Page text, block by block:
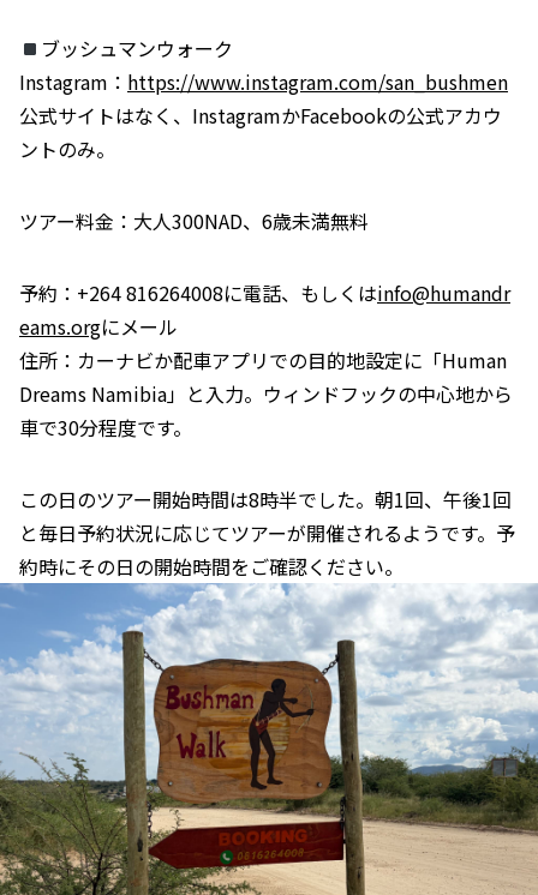
ブッシュマンウォーク
Instagram： https://www.instagram.com/san_bushmen
公式サイトはなく、InstagramかFacebookの公式アカウ
ントのみ。
ツアー料金：大人300NAD、6歳未満無料
予約：+264 816264008に電話、もしくはinfo@humandr
eams.orgにメール
住所：カーナビか配車アプリでの目的地設定に「Human
Dreams Namibia」と入力。ウィンドフックの中心地から
車で30分程度です。
この日のツアー開始時間は8時半でした。朝1回、午後1回
と毎日予約状況に応じてツアーが開催されるようです。予
約時にその日の開始時間をご確認ください。